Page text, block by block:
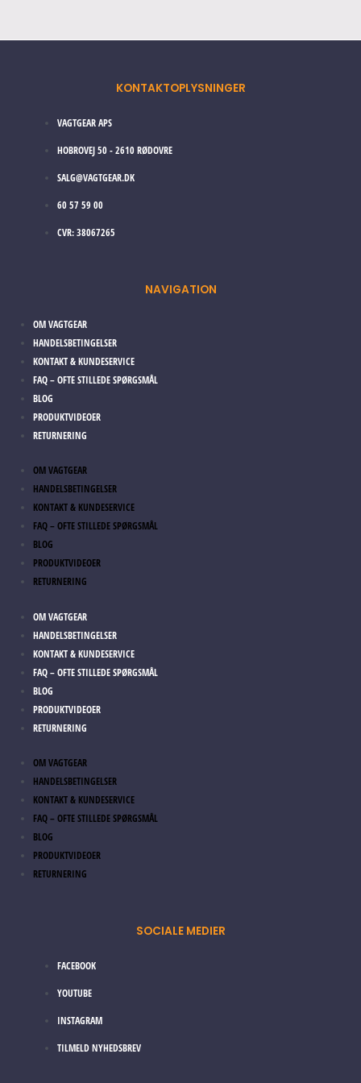
KONTAKTOPLYSNINGER
VAGTGEAR APS
HOBROVEJ 50 - 2610 RØDOVRE
SALG@VAGTGEAR.DK
60 57 59 00
CVR: 38067265
NAVIGATION
OM VAGTGEAR
HANDELSBETINGELSER
KONTAKT & KUNDESERVICE
FAQ – OFTE STILLEDE SPØRGSMÅL
BLOG
PRODUKTVIDEOER
RETURNERING
OM VAGTGEAR
HANDELSBETINGELSER
KONTAKT & KUNDESERVICE
FAQ – OFTE STILLEDE SPØRGSMÅL
BLOG
PRODUKTVIDEOER
RETURNERING
OM VAGTGEAR
HANDELSBETINGELSER
KONTAKT & KUNDESERVICE
FAQ – OFTE STILLEDE SPØRGSMÅL
BLOG
PRODUKTVIDEOER
RETURNERING
OM VAGTGEAR
HANDELSBETINGELSER
KONTAKT & KUNDESERVICE
FAQ – OFTE STILLEDE SPØRGSMÅL
BLOG
PRODUKTVIDEOER
RETURNERING
SOCIALE MEDIER
FACEBOOK
YOUTUBE
INSTAGRAM
TILMELD NYHEDSBREV